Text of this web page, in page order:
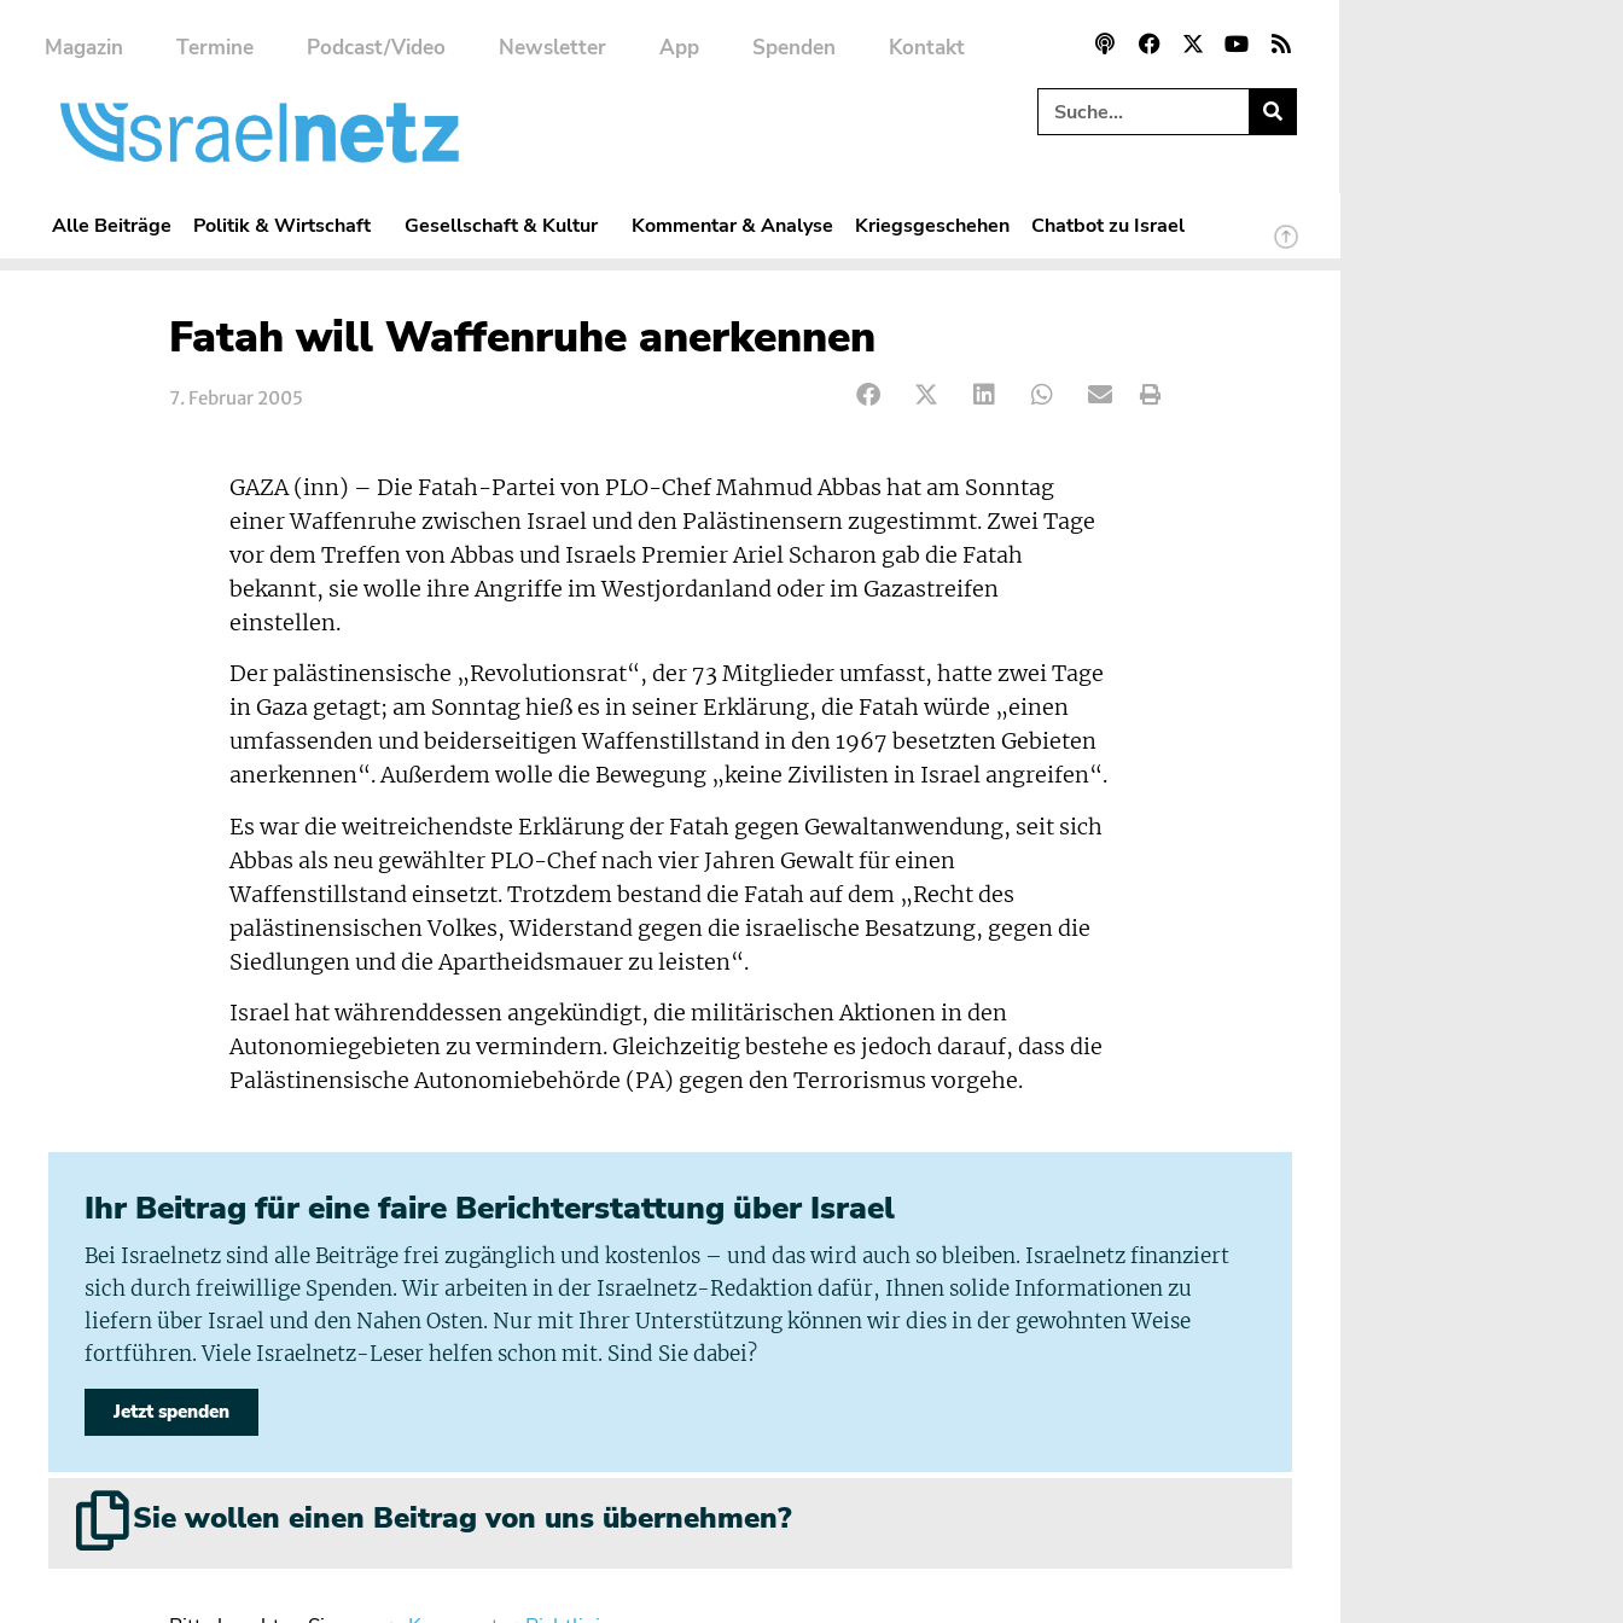
Magazin Termine Podcast/Video Newsletter App Spenden Kontakt
Alle Beiträge Politik & Wirtschaft Gesellschaft & Kultur Kommentar & Analyse Kriegsgeschehen Chatbot zu Israel
Fatah will Waffenruhe anerkennen
7. Februar 2005
GAZA (inn) – Die Fatah-Partei von PLO-Chef Mahmud Abbas hat am Sonntag
einer Waffenruhe zwischen Israel und den Palästinensern zugestimmt. Zwei Tage
vor dem Treffen von Abbas und Israels Premier Ariel Scharon gab die Fatah
bekannt, sie wolle ihre Angriffe im Westjordanland oder im Gazastreifen
einstellen.
Der palästinensische „Revolutionsrat“, der 73 Mitglieder umfasst, hatte zwei Tage
in Gaza getagt; am Sonntag hieß es in seiner Erklärung, die Fatah würde „einen
umfassenden und beiderseitigen Waffenstillstand in den 1967 besetzten Gebieten
anerkennen“. Außerdem wolle die Bewegung „keine Zivilisten in Israel angreifen“.
Es war die weitreichendste Erklärung der Fatah gegen Gewaltanwendung, seit sich
Abbas als neu gewählter PLO-Chef nach vier Jahren Gewalt für einen
Waffenstillstand einsetzt. Trotzdem bestand die Fatah auf dem „Recht des
palästinensischen Volkes, Widerstand gegen die israelische Besatzung, gegen die
Siedlungen und die Apartheidsmauer zu leisten“.
Israel hat währenddessen angekündigt, die militärischen Aktionen in den
Autonomiegebieten zu vermindern. Gleichzeitig bestehe es jedoch darauf, dass die
Palästinensische Autonomiebehörde (PA) gegen den Terrorismus vorgehe.
Ihr Beitrag für eine faire Berichterstattung über Israel
Bei Israelnetz sind alle Beiträge frei zugänglich und kostenlos – und das wird auch so bleiben. Israelnetz finanziert
sich durch freiwillige Spenden. Wir arbeiten in der Israelnetz-Redaktion dafür, Ihnen solide Informationen zu
liefern über Israel und den Nahen Osten. Nur mit Ihrer Unterstützung können wir dies in der gewohnten Weise
fortführen. Viele Israelnetz-Leser helfen schon mit. Sind Sie dabei?
Jetzt spenden
Sie wollen einen Beitrag von uns übernehmen?